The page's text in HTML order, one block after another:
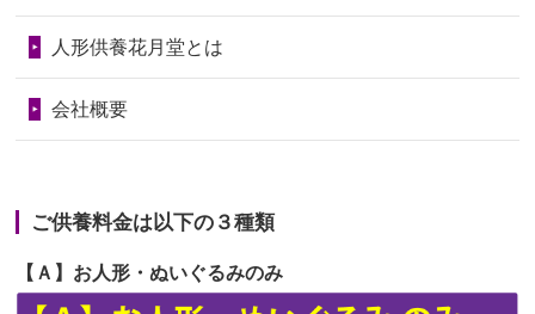
2026/06/24今は亡き両親が孫（私の子供）の初節
句に贈って...
が伸びた時...
2026/06/22
娘の初めてのひな祭りにあわせて、娘
の祖父母か...
第68回人形供養祭令和6年3月22日(金)
第65回人形供養祭令和5年11月09日(木)
第64回人形供養祭令和5年9月21日(木)
人形供養花月堂とは
会社概要
ご供養料金は以下の３種類
【Ａ】お人形・ぬいぐるみのみ